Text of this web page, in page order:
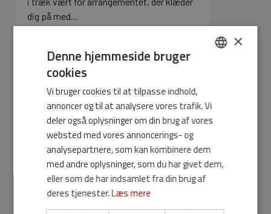
dig på med...
ISDN lukker – er du forberedt?
×
Denne hjemmeside bruger
cookies
Vi bruger cookies til at tilpasse indhold,
annoncer og til at analysere vores trafik. Vi
deler også oplysninger om din brug af vores
websted med vores annoncerings- og
analysepartnere, som kan kombinere dem
med andre oplysninger, som du har givet dem,
eller som de har indsamlet fra din brug af
deres tjenester.Læs mere